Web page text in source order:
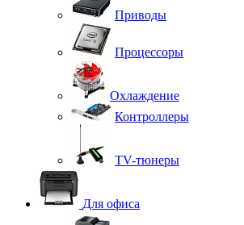
Приводы
Процессоры
Охлаждение
Контроллеры
TV-тюнеры
Для офиса